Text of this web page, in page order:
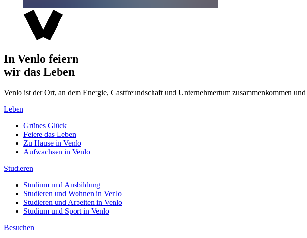
In Venlo feiern
wir das Leben
Venlo ist der Ort, an dem Energie, Gastfreundschaft und Unternehmertum zusammenkommen
Leben
Grünes Glück
Feiere das Leben
Zu Hause in Venlo
Aufwachsen in Venlo
Studieren
Studium und Ausbildung
Studieren und Wohnen in Venlo
Studieren und Arbeiten in Venlo
Studium und Sport in Venlo
Besuchen